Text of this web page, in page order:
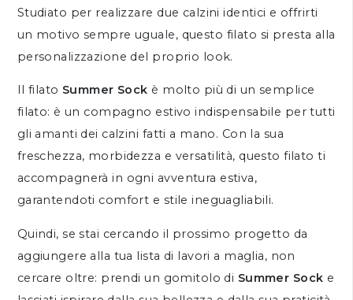
Studiato per realizzare due calzini identici e offrirti
un motivo sempre uguale, questo filato si presta alla
personalizzazione del proprio look.
Il filato Summer Sock è molto più di un semplice
filato: è un compagno estivo indispensabile per tutti
gli amanti dei calzini fatti a mano. Con la sua
freschezza, morbidezza e versatilità, questo filato ti
accompagnerà in ogni avventura estiva,
garantendoti comfort e stile ineguagliabili.
Quindi, se stai cercando il prossimo progetto da
aggiungere alla tua lista di lavori a maglia, non
cercare oltre: prendi un gomitolo di Summer Sock e